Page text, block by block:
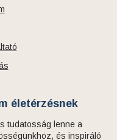
életérzésnek
tudatosság lenne a
és inspiráló